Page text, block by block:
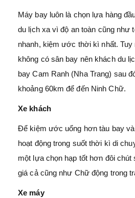
Máy bay luôn là chọn lựa hàng
du lịch xa vì độ an toàn cũng như
nhanh, kiệm ước thời kì nhất. Tuy
không có sân bay nên khách du
bay Cam Ranh (Nha Trang) sau
khoảng 60km để đến Ninh Chữ.
Xe khách
Để kiệm ước uổng hơn tàu bay
hoạt động trong suốt thời kì di
một lựa chọn hạp tốt hơn đôi
giá cả cũng như Chữ động trong
Xe máy